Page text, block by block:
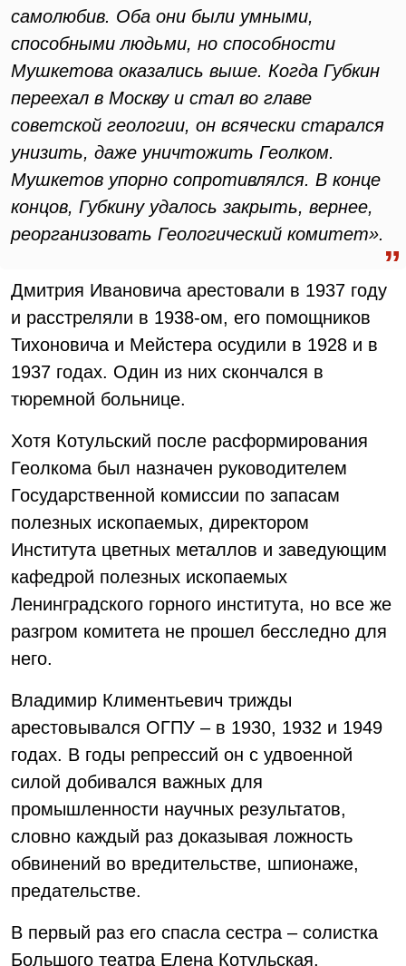
самолюбив. Оба они были умными,
способными людьми, но способности
Мушкетова оказались выше. Когда Губкин
переехал в Москву и стал во главе
советской геологии, он всячески старался
унизить, даже уничтожить Геолком.
Мушкетов упорно сопротивлялся. В конце
концов, Губкину удалось закрыть, вернее,
реорганизовать Геологический комитет».
Дмитрия Ивановича арестовали в 1937 году
и расстреляли в 1938-ом, его помощников
Тихоновича и Мейстера осудили в 1928 и в
1937 годах. Один из них скончался в
тюремной больнице.
Хотя Котульский после расформирования
Геолкома был назначен руководителем
Государственной комиссии по запасам
полезных ископаемых, директором
Института цветных металлов и заведующим
кафедрой полезных ископаемых
Ленинградского горного института, но все же
разгром комитета не прошел бесследно для
него.
Владимир Климентьевич трижды
арестовывался ОГПУ – в 1930, 1932 и 1949
годах. В годы репрессий он с удвоенной
силой добивался важных для
промышленности научных результатов,
словно каждый раз доказывая ложность
обвинений во вредительстве, шпионаже,
предательстве.
В первый раз его спасла сестра – солистка
Большого театра Елена Котульская,